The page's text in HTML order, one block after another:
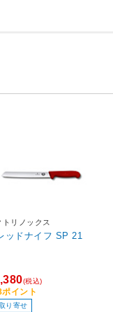
トリノックス
ッドナイフ SP 21
(税込)
イント
り寄せ